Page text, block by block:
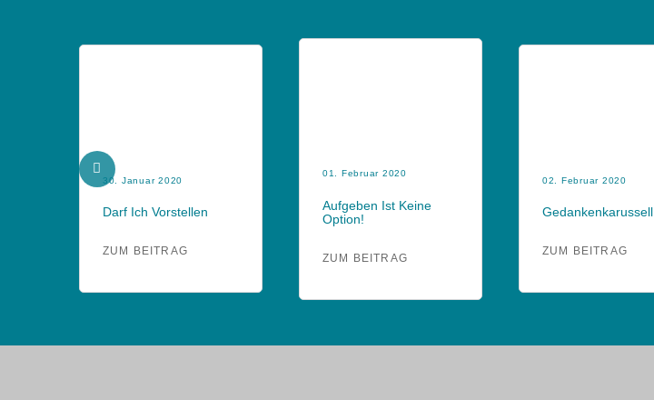
30. Januar 2020
Darf Ich Vorstellen
ZUM BEITRAG
01. Februar 2020
Aufgeben Ist Keine
Option!
ZUM BEITRAG
02. Februar 2020
Gedankenkarussell
ZUM BEITRAG